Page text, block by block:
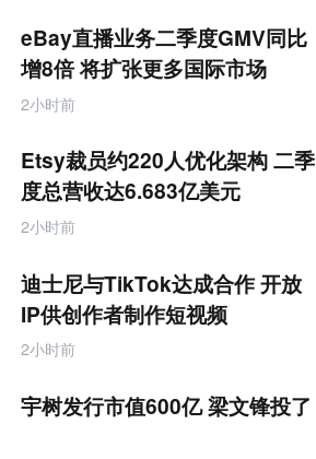
eBay直播业务二季度GMV同比
增8倍 将扩张更多国际市场
2小时前
Etsy裁员约220人优化架构 二季
度总营收达6.683亿美元
2小时前
迪士尼与TikTok达成合作 开放
IP供创作者制作短视频
2小时前
宇树发行市值600亿 梁文锋投了